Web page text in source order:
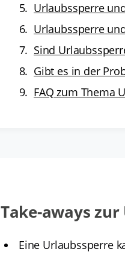
Urlaubssperre
Urlaubssperre
Sind
Gibt es in der
FAQ zum Thema
Take-aways
Eine Urlaubssperre